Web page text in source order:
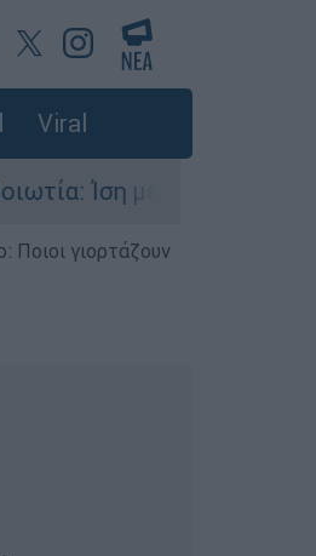
Viral
με έξι ατομικές βόμβες
Ποιοι γιορτάζουν